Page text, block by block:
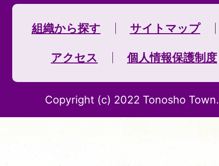
組織から探す サイトマップ
アクセス 個人情報保護制度
Copyright (c) 2022 Tonosho